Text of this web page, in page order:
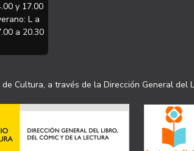
y 17.00
L a
a 20.30
Cultura, a través de la Dirección General del